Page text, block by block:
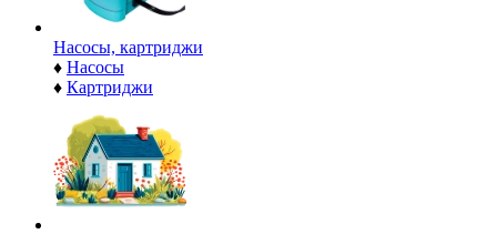
Насосы, картриджи
♦ Насосы
♦ Картриджи